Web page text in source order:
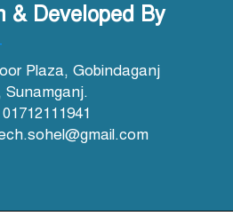
& Developed By
Plaza, Gobindaganj
Sunamganj.